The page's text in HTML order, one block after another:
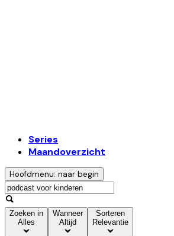
Series
Maandoverzicht
Hoofdmenu: naar begin
Zoeken in
Alles
Wanneer
Altijd
Sorteren
Relevantie